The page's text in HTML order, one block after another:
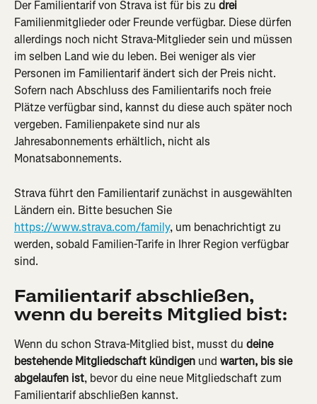
Der Familientarif von Strava ist für bis zu drei
Familienmitglieder oder Freunde verfügbar. Diese dürfen
allerdings noch nicht Strava-Mitglieder sein und müssen
im selben Land wie du leben. Bei weniger als vier
Personen im Familientarif ändert sich der Preis nicht.
Sofern nach Abschluss des Familientarifs noch freie
Plätze verfügbar sind, kannst du diese auch später noch
vergeben. Familienpakete sind nur als
Jahresabonnements erhältlich, nicht als
Monatsabonnements.
Strava führt den Familientarif zunächst in ausgewählten
Ländern ein. Bitte besuchen Sie
https://www.strava.com/family, um benachrichtigt zu
werden, sobald Familien-Tarife in Ihrer Region verfügbar
sind.
Familientarif abschließen,
wenn du bereits Mitglied bist:
Wenn du schon Strava-Mitglied bist, musst du deine
bestehende Mitgliedschaft kündigen und warten, bis sie
abgelaufen ist, bevor du eine neue Mitgliedschaft zum
Familientarif abschließen kannst.